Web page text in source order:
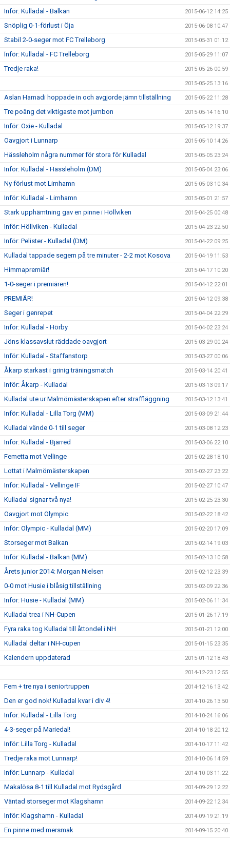
Inför: Kulladal - Balkan 2015-06-12 14:25
Snöplig 0-1-förlust i Öja 2015-06-08 10:47
Stabil 2-0-seger mot FC Trelleborg 2015-05-31 01:12
Ïnför: Kulladal - FC Trelleborg 2015-05-29 11:07
Tredje raka! 2015-05-26 00:59
2015-05-25 13:16
Aslan Hamadi hoppade in och avgjorde jämn tillställning 2015-05-22 11:28
Tre poäng det viktigaste mot jumbon 2015-05-14 16:10
Inför: Oxie - Kulladal 2015-05-12 19:37
Oavgjort i Lunnarp 2015-05-10 14:26
Hässleholm några nummer för stora för Kulladal 2015-05-05 23:24
Inför: Kulladal - Hässleholm (DM) 2015-05-04 23:06
Ny förlust mot Limhamn 2015-05-03 10:34
Inför: Kulladal - Limhamn 2015-05-01 21:57
Stark upphämtning gav en pinne i Höllviken 2015-04-25 00:48
Inför: Höllviken - Kulladal 2015-04-23 22:50
Inför: Pelister - Kulladal (DM) 2015-04-22 09:25
Kulladal tappade segern på tre minuter - 2-2 mot Kosova 2015-04-19 11:53
Himmapremiär! 2015-04-17 10:20
1-0-seger i premiären! 2015-04-12 22:01
PREMIÄR! 2015-04-12 09:38
Seger i genrepet 2015-04-04 22:29
Inför: Kulladal - Hörby 2015-04-02 23:24
Jöns klassavslut räddade oavgjort 2015-03-29 00:24
Inför: Kulladal - Staffanstorp 2015-03-27 00:06
Åkarp starkast i grinig träningsmatch 2015-03-14 20:41
Inför: Åkarp - Kulladal 2015-03-13 09:17
Kulladal ute ur Malmömästerskapen efter straffläggning 2015-03-12 13:41
Inför: Kulladal - Lilla Torg (MM) 2015-03-09 21:44
Kulladal vände 0-1 till seger 2015-03-08 12:23
Inför: Kulladal - Bjärred 2015-03-06 22:10
Femetta mot Vellinge 2015-02-28 18:10
Lottat i Malmömästerskapen 2015-02-27 23:22
Inför: Kulladal - Vellinge IF 2015-02-27 10:47
Kulladal signar två nya! 2015-02-25 23:30
Oavgjort mot Olympic 2015-02-22 18:42
Inför: Olympic - Kulladal (MM) 2015-02-20 17:09
Storseger mot Balkan 2015-02-14 19:03
Inför: Kulladal - Balkan (MM) 2015-02-13 10:58
Årets junior 2014: Morgan Nielsen 2015-02-12 23:39
0-0 mot Husie i blåsig tillställning 2015-02-09 22:36
Inför: Husie - Kulladal (MM) 2015-02-06 11:34
Kulladal trea i NH-Cupen 2015-01-26 17:19
Fyra raka tog Kulladal till åttondel i NH 2015-01-21 12:00
Kulladal deltar i NH-cupen 2015-01-15 23:35
Kalendern uppdaterad 2015-01-12 18:43
2014-12-23 12:55
Fem + tre nya i seniortruppen 2014-12-16 13:42
Den er god nok! Kulladal kvar i div 4! 2014-10-26 13:50
Inför: Kulladal - Lilla Torg 2014-10-24 16:06
4-3-seger på Mariedal! 2014-10-18 20:12
Inför: Lilla Torg - Kulladal 2014-10-17 11:42
Tredje raka mot Lunnarp! 2014-10-06 14:59
Inför: Lunnarp - Kulladal 2014-10-03 11:22
Makalösa 8-1 till Kulladal mot Rydsgård 2014-09-29 12:22
Väntad storseger mot Klagshamn 2014-09-22 12:34
Inför: Klagshamn - Kulladal 2014-09-19 21:19
En pinne med mersmak 2014-09-15 20:40